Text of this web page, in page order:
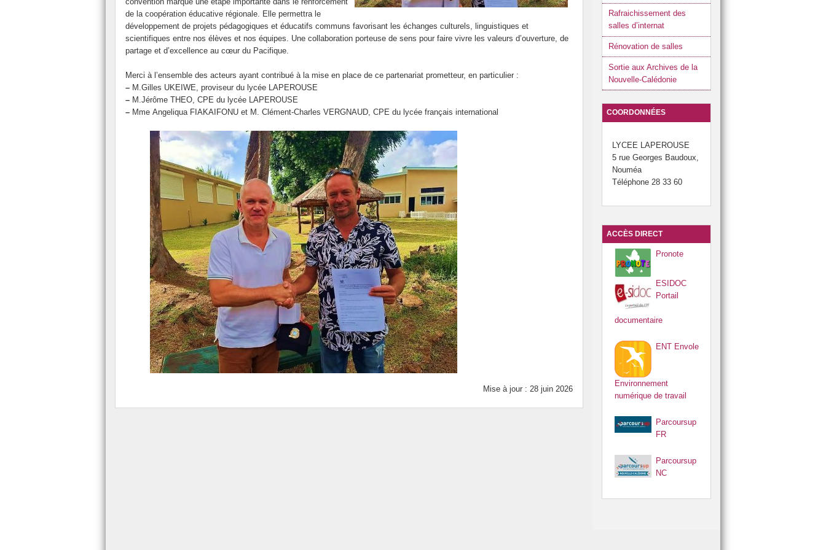
Santé
de la coopération éducative régionale. Elle permettra le
développement de projets pédagogiques et éducatifs communs favorisant les échanges culturels, linguistiques et
scientifiques entre nos élèves et nos équipes. Une collaboration porteuse de sens pour faire vivre les valeurs d’ouverture, de
partage et d’excellence au cœur du Pacifique.
Merci à l’ensemble des acteurs ayant contribué à la mise en place de ce partenariat prometteur, en particulier :
– M.Gilles UKEIWE, proviseur du lycée LAPEROUSE
– M.Jérôme THEO, CPE du lycée LAPEROUSE
– Mme Angeliqua FIAKAIFONU et M. Clément-Charles VERGNAUD, CPE du lycée français international
Mise à jour : 28 juin 2026
Rafraichissement des
salles d’internat
Rénovation de salles
Sortie aux Archives de la
Nouvelle-Calédonie
COORDONNÉES
LYCEE LAPEROUSE
5 rue Georges Baudoux,
Nouméa
Téléphone 28 33 60
ACCÈS DIRECT
Pronote
ESIDOC
Portail
documentaire
ENT Envole
Environnement
numérique de travail
Parcoursup
FR
Parcoursup
NC